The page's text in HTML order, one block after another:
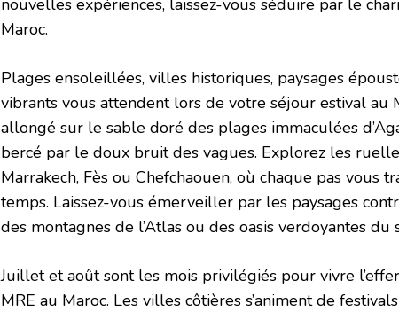
nouvelles expériences, laissez-vous séduire par le
Maroc.
Plages ensoleillées, villes historiques, paysages
vibrants vous attendent lors de votre séjour estival au
allongé sur le sable doré des plages immaculées
bercé par le doux bruit des vagues. Explorez les
Marrakech, Fès ou Chefchaouen, où chaque pas vous
temps. Laissez-vous émerveiller par les paysages
des montagnes de l’Atlas ou des oasis verdoyantes du
Juillet et août sont les mois privilégiés pour vivre
MRE au Maroc. Les villes côtières s’animent de